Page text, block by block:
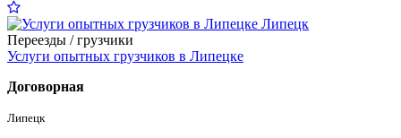
Переезды / грузчики
Услуги опытных грузчиков в Липецке
Договорная
Липецк